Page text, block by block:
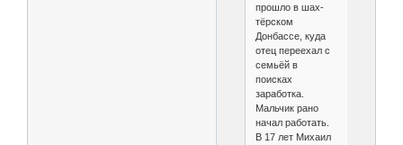
прошло в шах­
тёрском
Донбассе, куда
отец переехал с
семьёй в
поисках
заработка.
Мальчик рано
начал работать.
В 17 лет Михаил